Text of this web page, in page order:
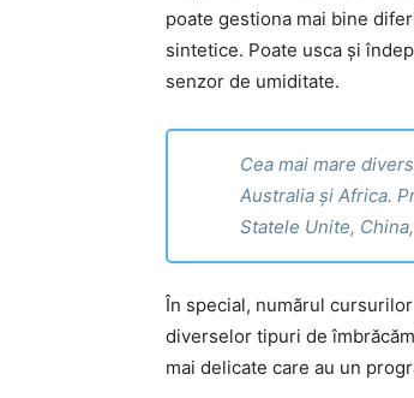
poate gestiona mai bine
sintetice. Poate usca și
senzor de umiditate.
Cea mai mare
Australia și Africa.
Statele Unite,
În special, numărul
diverselor tipuri de
mai delicate care au un